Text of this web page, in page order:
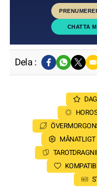
CHATTA
Dela :
MÅNATLIGT